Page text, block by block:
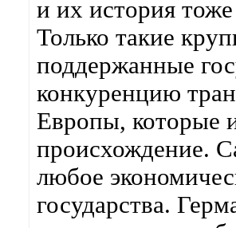
и их история тоже
Только такие
поддержанные
конкуренцию
Европы, которые
происхождение.
любое
государства.